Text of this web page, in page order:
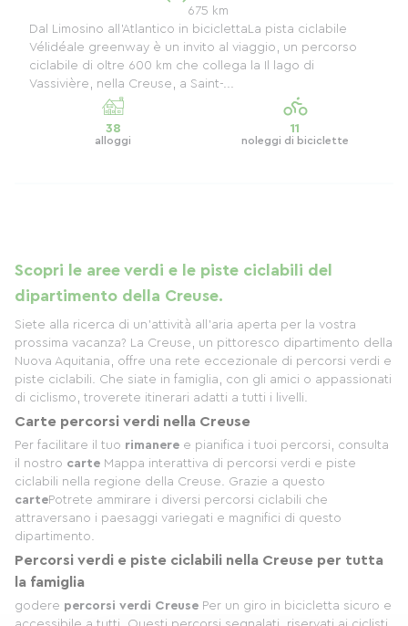
675 km
Dal Limosino all'Atlantico in biciclettaLa pista ciclabile
Vélidéale greenway è un invito al viaggio, un percorso
ciclabile di oltre 600 km che collega la Il lago di
Vassivière, nella Creuse, a Saint-...
38
alloggi
11
noleggi di biciclette
Scopri le aree verdi e le piste ciclabili del
dipartimento della Creuse.
Siete alla ricerca di un'attività all'aria aperta per la vostra
prossima vacanza? La Creuse, un pittoresco dipartimento della
Nuova Aquitania, offre una rete eccezionale di percorsi verdi e
piste ciclabili. Che siate in famiglia, con gli amici o appassionati
di ciclismo, troverete itinerari adatti a tutti i livelli.
Carte percorsi verdi nella Creuse
Per facilitare il tuo rimanere e pianifica i tuoi percorsi, consulta
il nostro carte Mappa interattiva di percorsi verdi e piste
ciclabili nella regione della Creuse. Grazie a questo
cartePotrete ammirare i diversi percorsi ciclabili che
attraversano i paesaggi variegati e magnifici di questo
dipartimento.
Percorsi verdi e piste ciclabili nella Creuse per tutta
la famiglia
godere percorsi verdi Creuse Per un giro in bicicletta sicuro e